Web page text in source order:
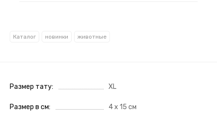
Каталог новинки животные
Размер тату XL
Размер в см 4 х 15 см